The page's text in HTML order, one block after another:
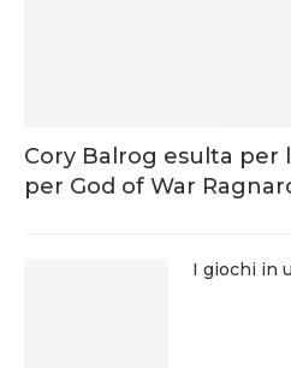
Cory Balrog esulta per
per God of War
I giochi in